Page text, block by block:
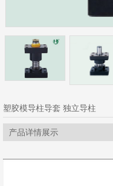
塑胶模导柱导套 独立导柱
产品详情展示